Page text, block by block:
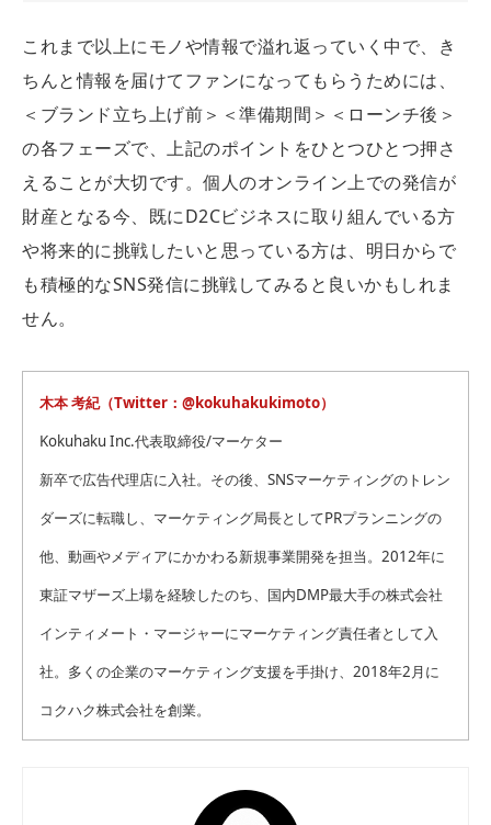
これまで以上にモノや情報で溢れ返っていく中で、き
ちんと情報を届けてファンになってもらうためには、
＜ブランド立ち上げ前＞＜準備期間＞＜ローンチ後＞
の各フェーズで、上記のポイントをひとつひとつ押さ
えることが大切です。個人のオンライン上での発信が
財産となる今、既にD2Cビジネスに取り組んでいる方
や将来的に挑戦したいと思っている方は、明日からで
も積極的なSNS発信に挑戦してみると良いかもしれま
せん。
木本 考紀（Twitter：@kokuhakukimoto）
Kokuhaku Inc.代表取締役/マーケター
新卒で広告代理店に入社。その後、SNSマーケティングのトレン
ダーズに転職し、マーケティング局長としてPRプランニングの
他、動画やメディアにかかわる新規事業開発を担当。2012年に
東証マザーズ上場を経験したのち、国内DMP最大手の株式会社
インティメート・マージャーにマーケティング責任者として入
社。多くの企業のマーケティング支援を手掛け、2018年2月に
コクハク株式会社を創業。